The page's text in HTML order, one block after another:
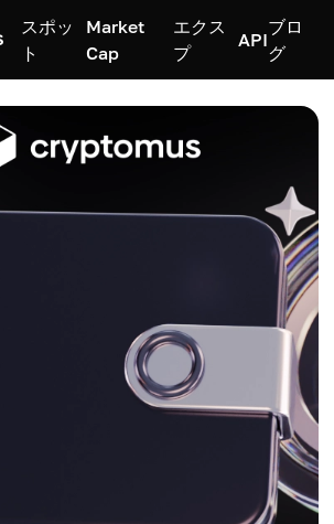
スポッ
ト
Market
Cap
エクス
プ
API
ブロ
グ